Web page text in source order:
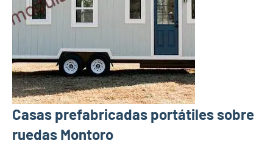
Casas prefabricadas portátiles sobre
ruedas Montoro